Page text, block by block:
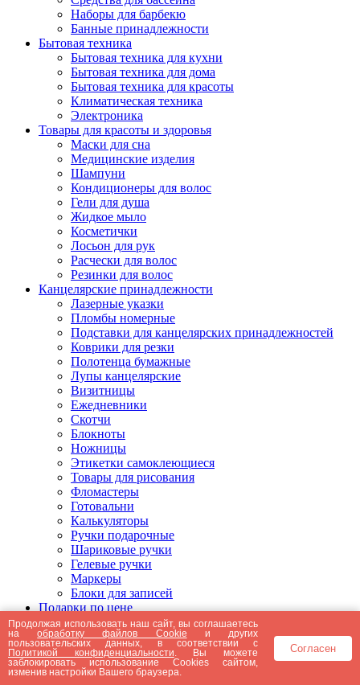
Наборы для барбекю
Банные принадлежности
Бытовая техника
Бытовая техника для кухни
Бытовая техника для дома
Бытовая техника для красоты
Климатическая техника
Электроника
Товары для красоты и здоровья
Маски для сна
Медицинские изделия
Шампуни
Кондиционеры для волос
Гели для душа
Жидкое мыло
Косметички
Лосьон для рук
Расчески для волос
Резинки для волос
Канцелярские принадлежности
Лазерные указки
Пломбы номерные
Подставки для канцелярских принадлежностей
Коврики для резки
Полотенца бумажные
Лупы канцелярские
Визитницы
Ежедневники
Скотчи
Блокноты
Ножницы
Этикетки самоклеющиеся
Товары для рисования
Фломастеры
Готовальни
Калькуляторы
Ручки подарочные
Шариковые ручки
Гелевые ручки
Маркеры
Блоки для записей
Подарки по цене
Подарки от 5000 рублей
Подарки до 5000 рублей
Подарки до 3000 рублей
Подарки до 2000 рублей
Подарки до 1000 рублей
Продолжая использовать наш сайт, вы соглашаетесь
наобработку файлов Cookie и других
пользовательских данных, в соответствии с
Политикой конфиденциальности . Вы можете
заблокировать использование Cookies сайтом,
изменив настройки Вашего браузера.
Согласен